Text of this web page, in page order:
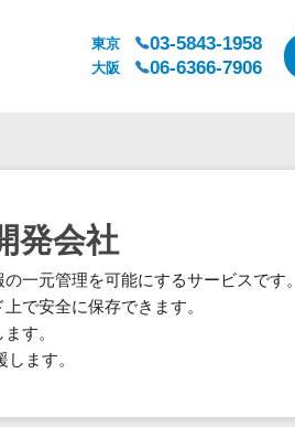
東京 03-5843-1958
大阪 06-6366-7906
）
価・教育）
務
発会社
一元管理を可能にするサービスです。
で安全に保存できます。
す。
ます。